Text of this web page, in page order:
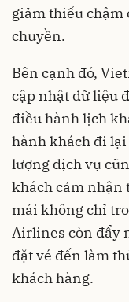
giảm thiểu chậm
chuyền.
Bên cạnh đó,
cập nhật dữ liệu
điều hành lịch
hành khách đi
lượng dịch vụ
khách cảm nhận
mái không chỉ
Airlines còn đẩy
đặt vé đến làm
khách hàng.